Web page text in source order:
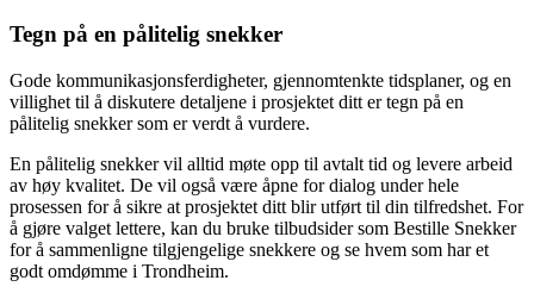
Tegn på en pålitelig snekker
Gode kommunikasjonsferdigheter, gjennomtenkte tidsplaner, og en
villighet til å diskutere detaljene i prosjektet ditt er tegn på en
pålitelig snekker som er verdt å vurdere.
En pålitelig snekker vil alltid møte opp til avtalt tid og levere arbeid
av høy kvalitet. De vil også være åpne for dialog under hele
prosessen for å sikre at prosjektet ditt blir utført til din tilfredshet. For
å gjøre valget lettere, kan du bruke tilbudsider som Bestille Snekker
for å sammenligne tilgjengelige snekkere og se hvem som har et
godt omdømme i Trondheim.